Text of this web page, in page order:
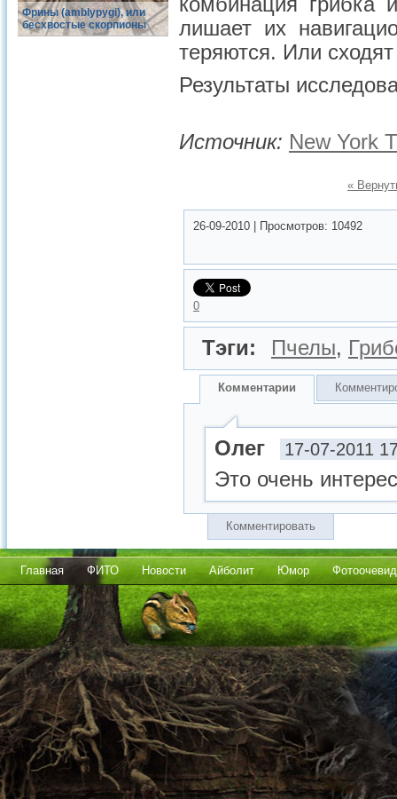
Фрины (amblypygi), или
бесхвостые скорпионы
лишает их
теряются. Или
Результаты
Источник: New York
«
26-09-2010 Просмотров: 10492
0
Тэги: Пчелы,
Комментарии
Олег 17-07-2011
Это очень
Комментировать
Главная ФИТО Новости Айболит Юмор